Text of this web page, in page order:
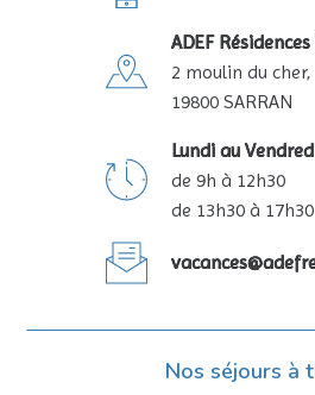
ADEF
2 moulin du cher,
19800 SARRAN
Lundi au
de 9h à 12h30
de 13h30 à 17h30
Nos séjours à